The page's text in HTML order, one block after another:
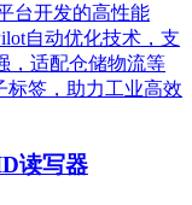
台开发的高性能
自动优化技术，支
，适配仓储物流等
标签，助力工业高效
读写器